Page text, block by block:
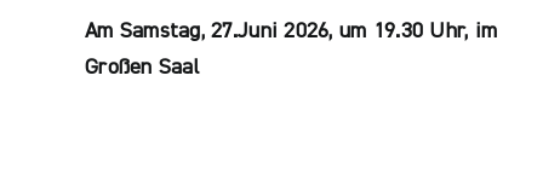
Am Samstag, 27.Juni 2026, um 19.30 Uhr, im
Großen Saal